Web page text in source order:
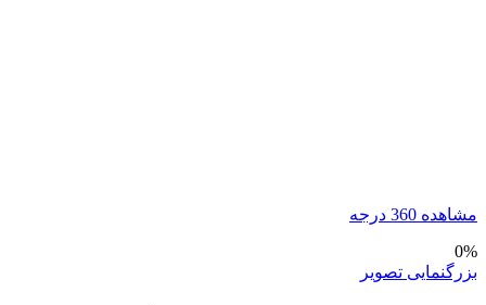
مشاهده 360 درجه
0%
بزرگنمایی تصویر